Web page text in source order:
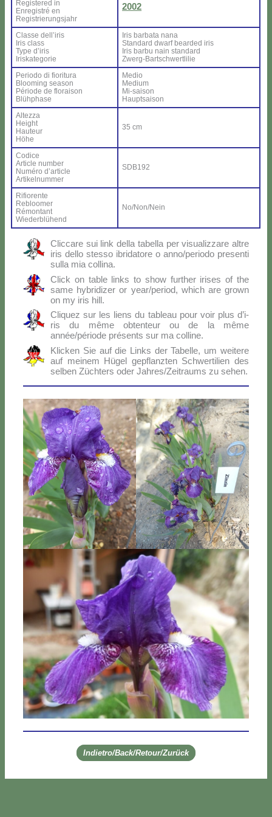
Re­gi­ste­red in
En­re­gi­stré en
Re­gi­strie­rung­sjahr
2002
Clas­se del­l’i­ris
Iris class
Ty­pe d’i­ris
Iri­ska­te­go­rie
Iris bar­ba­ta na­na
Stan­dard dwarf bear­ded iris
Iris bar­bu nain stan­dard
Zwerg-Bar­ts­ch­wer­tli­lie
Pe­rio­do di fio­ri­tu­ra
Bloo­ming sea­son
Pé­rio­de de flo­rai­son
Blü­h­pha­se
Me­dio
Me­dium
Mi-sai­son
Haup­tsai­son
Al­tez­za
Height
Hau­teur
Hö­he
35 cm
Co­di­ce
Ar­ti­cle num­ber
Nu­mé­ro d’ar­ti­cle
Ar­ti­kel­num­mer
SDB192
Ri­fio­ren­te
Re­bloo­mer
Ré­mon­tant
Wie­der­blü­hend
No/Non/Nein
Clic­ca­re sui link del­la ta­bel­la per vi­sua­liz­za­re al­tre
iris del­lo stes­so ibri­da­to­re o anno/periodo pre­sen­ti
sul­la mia col­li­na.
Click on ta­ble links to show fur­ther iri­ses of the
sa­me hy­bri­di­zer or year/period, which are gro­wn
on my iris hill.
Cli­quez sur les liens du ta­bleau pour voir plus d’i­
ris du mê­me ob­ten­teur ou de la mê­me
année/période pré­sen­ts sur ma col­li­ne.
Klic­ken Sie auf die Links der Ta­bel­le, um wei­te­re
auf mei­nem Hü­gel ge­p­flanz­ten Sch­wer­ti­lien des
sel­ben Zü­ch­ters oder Jahres/Zeitraums zu se­hen.
Indietro/Back/Retour/Zurück